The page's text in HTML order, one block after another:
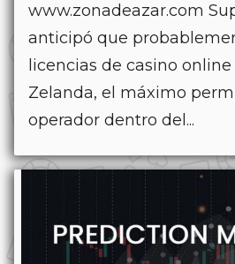
www.zonadeazar.com
anticipó que
licencias de casino online
Zelanda, el máximo
operador dentro del...